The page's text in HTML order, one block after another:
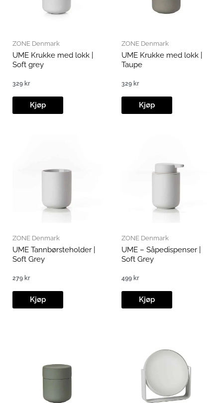
ZONE Denmark
UME Krukke med lokk |
Soft grey
329 kr
Kjøp
ZONE Denmark
UME Krukke med lokk |
Taupe
329 kr
Kjøp
ZONE Denmark
UME Tannbørsteholder |
Soft Grey
279 kr
Kjøp
ZONE Denmark
UME – Såpedispenser |
Soft Grey
499 kr
Kjøp